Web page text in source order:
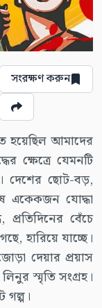
সংরক্ষণ করুন
হয়েছিল আমাদের
ক্ষেত্রে যেমনটি
দেশের ছোট-বড়,
একেকজন যোদ্ধা
বেঁচে
হারিয়ে যাচ্ছে।
দেয়ার প্রয়াস
স্মৃতি সংগ্রহ।
গল্প।